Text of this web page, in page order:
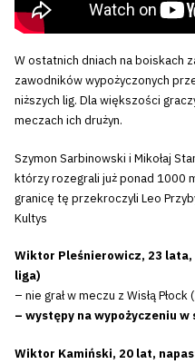
W ostatnich dniach na boiskach
zawodników wypożyczonych
niższych lig. Dla większości
meczach ich drużyn.
Szymon Sarbinowski i Mikołaj
którzy rozegrali już ponad 1000
granicę tę przekroczyli Leo
Kultys
Wiktor Pleśnierowicz, 23
liga)
– nie grał w meczu z Wisłą Płock
– występy na wypożyczeniu w
Wiktor Kamiński, 20 lat,